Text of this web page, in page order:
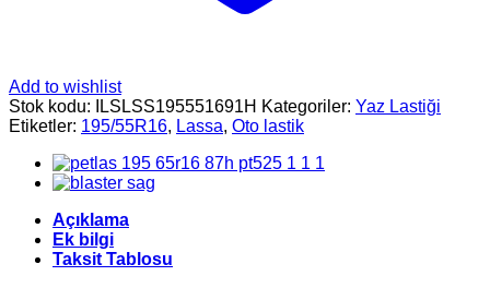
Add to wishlist
Stok kodu:
ILSLSS195551691H Kategoriler: Yaz Lastiği
Etiketler: 195/55R16, Lassa, Oto lastik
Açıklama
Ek bilgi
Taksit Tablosu